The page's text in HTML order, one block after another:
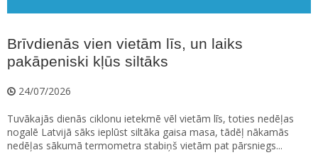
Brīvdienās vien vietām līs, un laiks
pakāpeniski kļūs siltāks
24/07/2026
Tuvākajās dienās ciklonu ietekmē vēl vietām līs, toties nedēļas
nogalē Latvijā sāks ieplūst siltāka gaisa masa, tādēļ nākamās
nedēļas sākumā termometra stabiņš vietām pat pārsniegs...